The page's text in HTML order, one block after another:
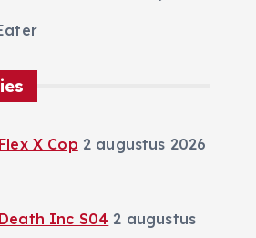
Flex X Cop 2 augustus 2026
Death Inc S04 2 augustus